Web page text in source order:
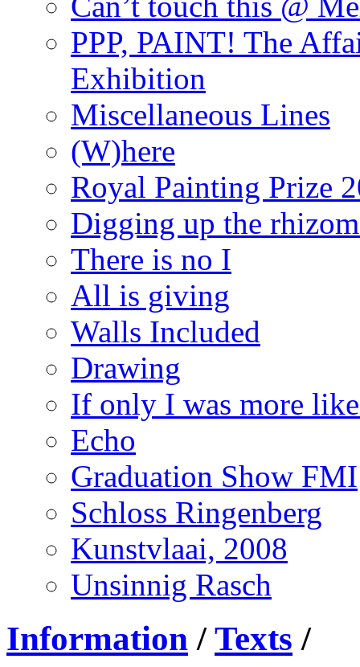
PPP, PAINT! The
Exhibition
Miscellaneous Lines
(W)here
Royal Painting Prize
Digging up the
There is no I
All is giving
Walls Included
Drawing
If only I was more
Echo
Graduation Show FMI
Schloss Ringenberg
Kunstvlaai, 2008
Unsinnig Rasch
Information /Texts /